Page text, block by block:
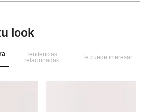
look
Tendencias
relacionadas
Te puede interesar